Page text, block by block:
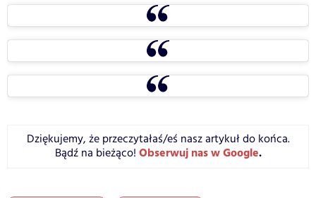
Dziękujemy, że przeczytałaś/eś nasz artykuł do końca.
Bądź na bieżąco! Obserwuj nas w Google.